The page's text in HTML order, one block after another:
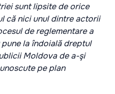
sunt lipsite de orice
că nici unul dintre actorii
de reglementare a
la îndoială dreptul
Moldova de a-şi
pe plan